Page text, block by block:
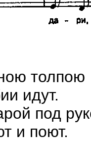
толпою
идут.
под
и поют.